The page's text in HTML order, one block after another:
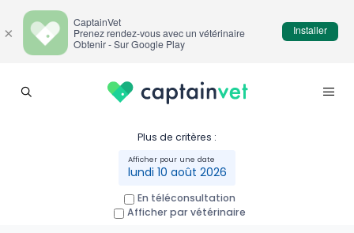
Plus de critères :
lundi 10 août 2026
En téléconsultation
Afficher par vétérinaire
×
CaptainVet
Prenez rendez-vous avec un vétérinaire
Obtenir - Sur Google Play
Installer